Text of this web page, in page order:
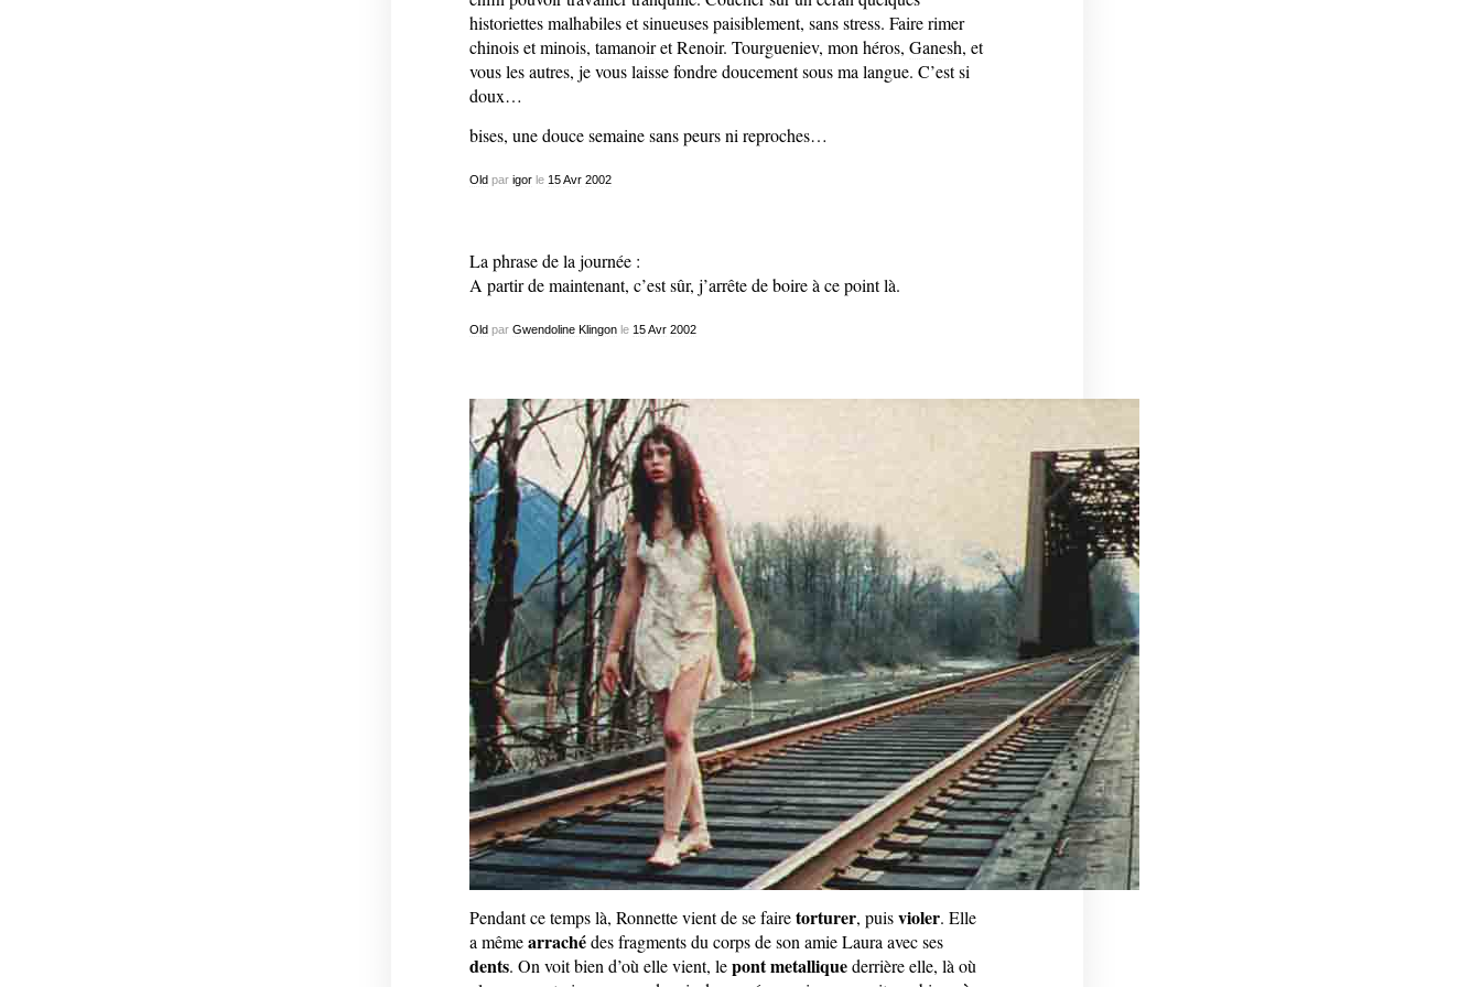
historiettes malhabiles et sinueuses paisiblement, sans stress. Faire rimer
chinois et minois, tamanoiret Renoir. Tourgueniev, mon héros, Ganesh, et
vous les autres, je vous laisse fondre doucement sous ma langue. C’est si
doux…
bises, une douce semaine sans peurs ni reproches…
Oldpar igorle 15 Avr 2002
La phrase de la journée :
A partir de maintenant, c’est sûr, j’arrête de boire à ce point là.
Oldpar Gwendoline Klingonle 15 Avr 2002
Pendant ce temps là, Ronnette vient de se fairetorturer, puisvioler. Elle
a mêmearrachédes fragments du corps de son amie Laura avec ses
dents. On voit bien d’où elle vient, lepont metalliquederrière elle, là où